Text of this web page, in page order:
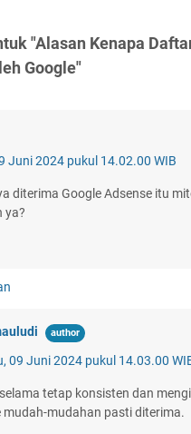
"Alasan Kenapa
Google"
Juni 2024 pukul 14.02.00 WIB
diterima Google Adsense itu
ya?
09 Juni 2024 pukul 14.03.00
tetap konsisten dan
mudah-mudahan pasti diterima.